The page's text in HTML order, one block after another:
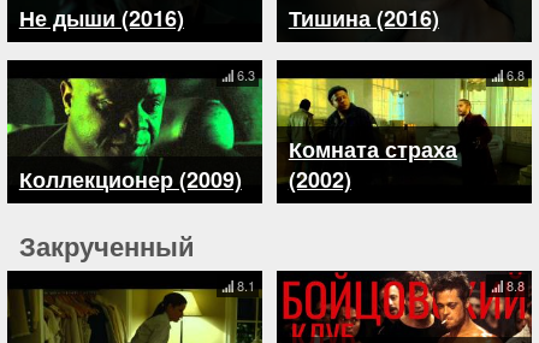
Не дыши (2016) Тишина (2016)
Коллекционер (2009)
6.3
Комната страха
(2002)
6.8
Закрученный
8.1 8.8